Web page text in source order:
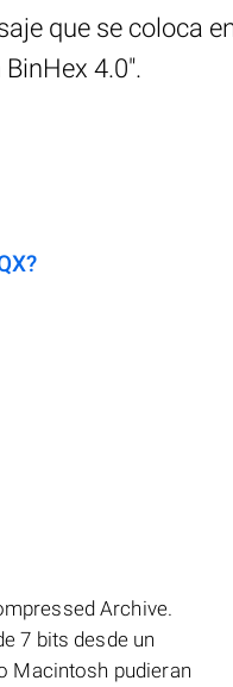
que se coloca
4.0".
Archive.
7 bits desde un
Macintosh pudieran